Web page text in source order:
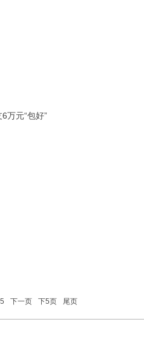
万元“包好”
5 下一页 下5页 尾页